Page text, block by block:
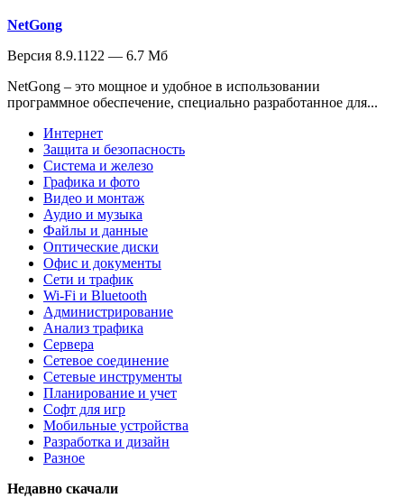
NetGong
Версия 8.9.1122 — 6.7 Мб
NetGong – это мощное и удобное в использовании
программное обеспечение, специально разработанное для...
Интернет
Защита и безопасность
Система и железо
Графика и фото
Видео и монтаж
Аудио и музыка
Файлы и данные
Оптические диски
Офис и документы
Сети и трафик
Wi-Fi и Bluetooth
Администрирование
Анализ трафика
Сервера
Сетевое соединение
Сетевые инструменты
Планирование и учет
Софт для игр
Мобильные устройства
Разработка и дизайн
Разное
Недавно скачали